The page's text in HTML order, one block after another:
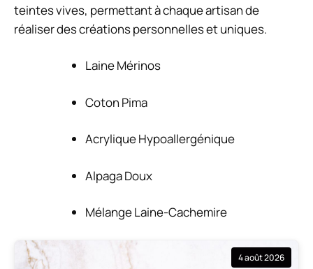
teintes vives, permettant à chaque artisan de
réaliser des créations personnelles et uniques.
Laine Mérinos
Coton Pima
Acrylique Hypoallergénique
Alpaga Doux
Mélange Laine-Cachemire
4 août 2026